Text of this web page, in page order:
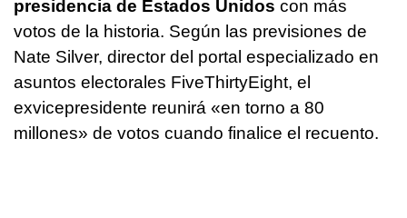
presidencia de Estados Unidos con más
votos de la historia. Según las previsiones de
Nate Silver, director del portal especializado en
asuntos electorales FiveThirtyEight, el
exvicepresidente reunirá «en torno a 80
millones» de votos cuando finalice el recuento.